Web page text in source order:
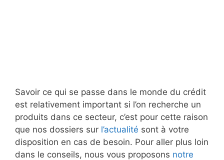
Savoir ce qui se passe dans le monde du crédit
est relativement important si l’on recherche un
produits dans ce secteur, c’est pour cette raison
que nos dossiers sur l’actualité sont à votre
disposition en cas de besoin. Pour aller plus loin
dans le conseils, nous vous proposons notre